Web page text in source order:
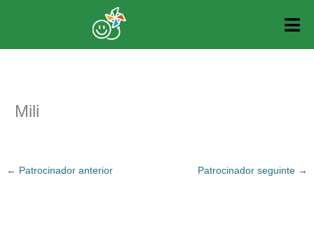
Mili
← Patrocinador anterior Patrocinador seguinte →